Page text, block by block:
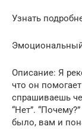
Узнать
Описание: Я
что он
спрашиваешь
“Нет”.
было, вам и